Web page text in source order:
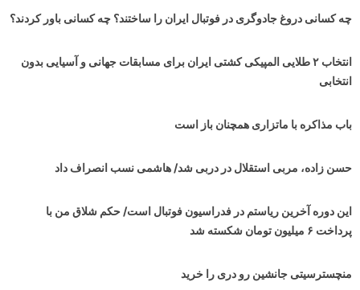
چه کسانی دروغ جادوگری در فوتبال ایران را ساختند؟ چه کسانی باور کردند؟
انتخاب ۲ طلایی المپیکی کشتی ایران برای مسابقات جهانی و آسیایی بدون
انتخابی
باب مذاکره با ماتزاری همچنان باز است
حسن زاده، مربی استقلال در دربی شد/ هاشمی نسب انصراف داد
این دوره آخرین ریاستم در فدراسیون فوتبال است/ حکم شلاق من با
پرداخت ۶ میلیون تومان شکسته شد
منچسترسیتی جانشین رو دری را خرید